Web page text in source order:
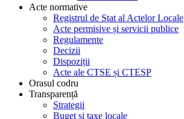
Acte normative
Registrul de Stat al Actelor Locale
Acte permisive și servicii publice
Regulamente
Decizii
Dispoziții
Acte ale CTSE și CTESP
Orasul codru
Transparență
Strategii
Buget și taxe locale